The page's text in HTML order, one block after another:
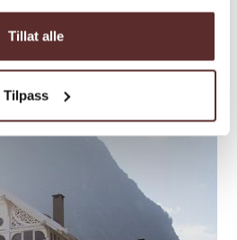
Tillat alle
Tilpass
kurzer Entfernung zu
wunderschönen
Kvinnherad auszeichnet.